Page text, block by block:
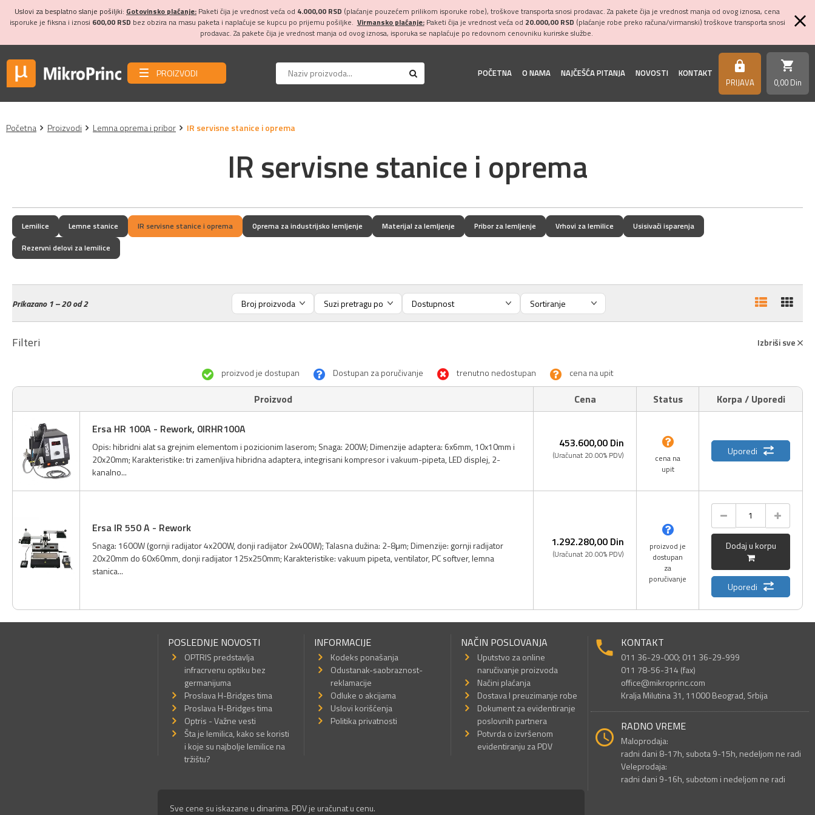
Uslovi za besplatno slanje pošiljki: Gotovinsko plaćanje: Paketi čija je vrednost veća od 4.000,00 RSD (plaćanje pouzećem prilikom isporuke robe), troškove transporta snosi prodavac. Za pakete čija je vrednost manja od ovog iznosa, cena
isporuke je fiksna i iznosi 600,00 RSD bez obzira na masu paketa i naplaćuje se kupcu po prijemu pošiljke. Virmansko plaćanje:Paketi čija je vrednost veća od 20.000,00 RSD (plaćanje robe preko računa/virmanski) troškove transporta snosi
prodavac. Za pakete čija je vrednost manja od ovog iznosa, isporuka se naplaćuje po redovnom cenovniku kurirske službe.
PROIZVODI POČETNA O NAMA NAJČEŠĆA PITANJA NOVOSTI KONTAKT https
PRIJAVA
shopping_cart
0,00 Din
Početna Proizvodi Lemna oprema i pribor IR servisne stanice i oprema
IR servisne stanice i oprema
Lemilice Lemne stanice IR servisne stanice i oprema Oprema za industrijsko lemljenje Materijal za lemljenje Pribor za lemljenje Vrhovi za lemilice
Usisivači isparenja
Rezervni delovi za lemilice
Prikazano1 – 20 od 2
Filteri Izbriši sve
proizvod je dostupan Dostupan za poručivanje trenutno nedostupan cena na upit
Proizvod Cena Status Korpa / Uporedi
Ersa HR 100A - Rework, 0IRHR100A
Opis: hibridni alat sa grejnim elementom i pozicionim laserom; Snaga: 200W; Dimenzije adaptera: 6x6mm, 10x10mm i
20x20mm; Karakteristike: tri zamenljiva hibridna adaptera, integrisani kompresor i vakuum-pipeta, LED displej, 2-
kanalno...
453.600,00 Din
(Uračunat 20.00% PDV)
cena na
upit
Uporedi
Ersa IR 550 A - Rework
Snaga: 1600W (gornji radijator 4x200W, donji radijator 2x400W); Talasna dužina: 2-8μm; Dimenzije: gornji radijator
20x20mm do 60x60mm, donji radijator 125x250mm; Karakteristike: vakuum pipeta, ventilator, PC softver, lemna
stanica...
1.292.280,00 Din
(Uračunat 20.00% PDV)
proizvod je
dostupan
za
poručivanje
Dodaj u korpu
Uporedi
POSLEDNJE NOVOSTI
OPTRIS predstavlja
infracrvenu optiku bez
germanijuma
Proslava H-Bridges tima
Proslava H-Bridges tima
Optris - Važne vesti
Šta je lemilica, kako se koristi
i koje su najbolje lemilice na
tržištu?
INFORMACIJE
Kodeks ponašanja
Odustanak-saobraznost-
reklamacije
Odluke o akcijama
Uslovi korišćenja
Politika privatnosti
NAČIN POSLOVANJA
Uputstvo za online
naručivanje proizvoda
Načini plaćanja
Dostava I preuzimanje robe
Dokument za evidentiranje
poslovnih partnera
Potvrda o izvršenom
evidentiranju za PDV
KONTAKT
011 36-29-000; 011 36-29-999
011 78-56-314 (fax)
office@mikroprinc.com
Kralja Milutina 31, 11000 Beograd, Srbija
RADNO VREME
Maloprodaja:
radni dani 8-17h, subota 9-15h, nedeljom ne radi
Veleprodaja:
radni dani 9-16h, subotom i nedeljom ne radi
Sve cene su iskazane u dinarima. PDV je uračunat u cenu.